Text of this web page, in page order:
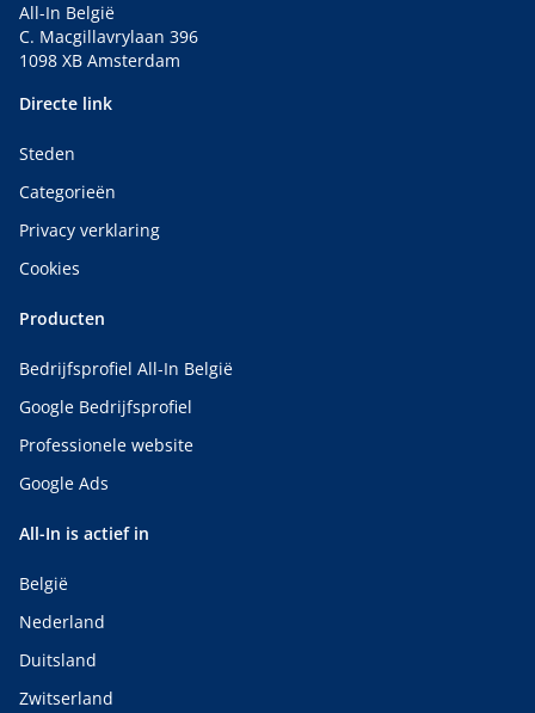
All-In België
C. Macgillavrylaan 396
1098 XB Amsterdam
Directe link
Steden
Categorieën
Privacy verklaring
Cookies
Producten
Bedrijfsprofiel All-In België
Google Bedrijfsprofiel
Professionele website
Google Ads
All-In is actief in
België
Nederland
Duitsland
Zwitserland